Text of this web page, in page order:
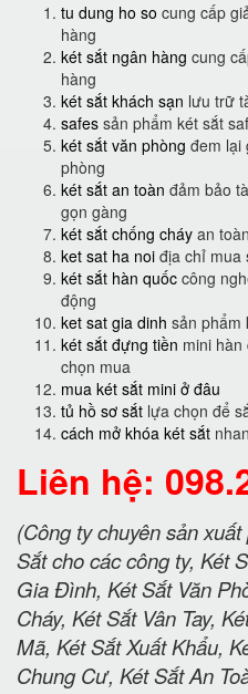
tu dung ho so cung cấp
hàng
két sắt ngân hàng cung
hàng
két sắt khách sạn lưu trữ
safes sản phẩm két sắt
két sắt văn phòng đem lại
phòng
két sắt an toàn đảm bảo
gọn gàng
két sắt chống cháy an
ket sat ha noi địa chỉ mua
két sắt hàn quốc công
động
ket sat gia dinh sản phẩm
két sắt đựng tiền mini
chọn mua
mua két sắt mini ở đâu
tủ hồ sơ sắt lựa chọn để
cách mở khóa két sắt
Liên hệ:
(Công ty chuyên sản
Sắt cho các công ty, Két
Gia Đình, Két Sắt Văn
Cháy, Két Sắt Vân Tay,
Mã, Két Sắt Xuất Khẩu,
Chung Cư, Két Sắt An